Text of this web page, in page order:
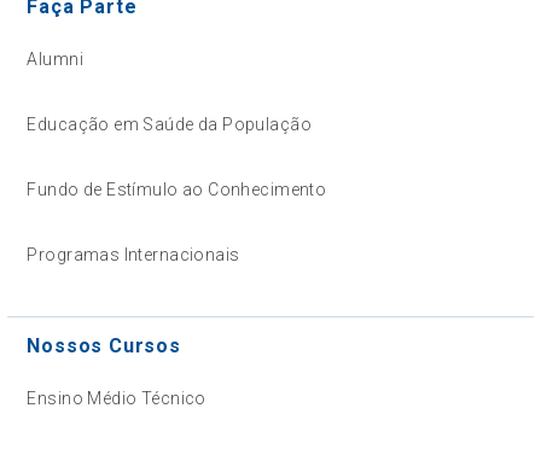
Faça Parte
Alumni
Educação em Saúde da População
Fundo de Estímulo ao Conhecimento
Programas Internacionais
Nossos Cursos
Ensino Médio Técnico